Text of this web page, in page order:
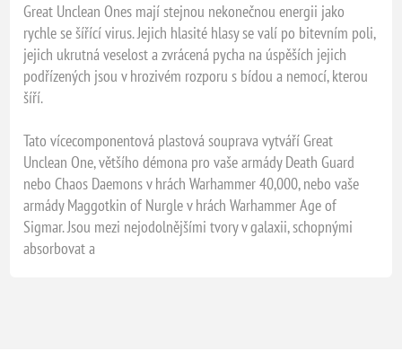
Great Unclean Ones mají stejnou nekonečnou energii jako
rychle se šířící virus. Jejich hlasité hlasy se valí po bitevním poli,
jejich ukrutná veselost a zvrácená pycha na úspěších jejich
podřízených jsou v hrozivém rozporu s bídou a nemocí, kterou
šíří.
Tato vícecomponentová plastová souprava vytváří Great
Unclean One, většího démona pro vaše armády Death Guard
nebo Chaos Daemons v hrách Warhammer 40,000, nebo vaše
armády Maggotkin of Nurgle v hrách Warhammer Age of
Sigmar. Jsou mezi nejodolnějšími tvory v galaxii, schopnými
absorbovat a